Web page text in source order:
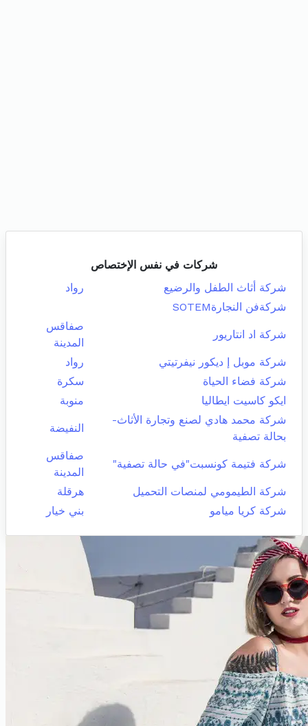
شركات في نفس الإختصاص
شركة أثاث الطفل والرضيع
رواد
شركةفن النجارةSOTEM
شركة اد انتاريور
صفاقس
المدينة
شركة موبل إ ديكور نيفرتيتي
رواد
شركة فضاء الحياة
سكرة
ايكو كاسيت ايطاليا
منوبة
شركة محمد هادي لصنع وتجارة الأثاث-
بحالة تصفية
النفيضة
شركة فتيمة كونسبت"في حالة تصفية"
صفاقس
المدينة
شركة الطيمومي لمنصات التحميل
هرقلة
شركة كريا ميامو
بني خيار